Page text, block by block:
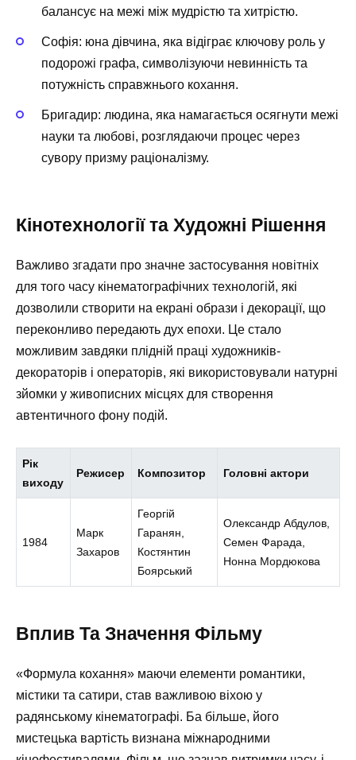
балансує на межі між мудрістю та хитрістю.
Софія: юна дівчина, яка відіграє ключову роль у
подорожі графа, символізуючи невинність та
потужність справжнього кохання.
Бригадир: людина, яка намагається осягнути межі
науки та любові, розглядаючи процес через
сувору призму раціоналізму.
Кінотехнології та Художні Рішення
Важливо згадати про значне застосування новітніх
для того часу кінематографічних технологій, які
дозволили створити на екрані образи і декорації, що
переконливо передають дух епохи. Це стало
можливим завдяки плідній праці художників-
декораторів і операторів, які використовували натурні
зйомки у живописних місцях для створення
автентичного фону подій.
Рік
виходу
Режисер Композитор Головні актори
1984
Марк
Захаров
Георгій
Гаранян,
Костянтин
Боярський
Олександр Абдулов,
Семен Фарада,
Нонна Мордюкова
Вплив Та Значення Фільму
«Формула кохання» маючи елементи романтики,
містики та сатири, став важливою віхою у
радянському кінематографі. Ба більше, його
мистецька вартість визнана міжнародними